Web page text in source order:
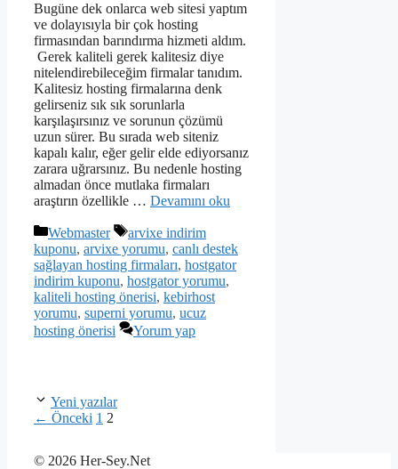
Bugüne dek onlarca web sitesi yaptım
ve dolayısıyla bir çok hosting
firmasından barındırma hizmeti aldım.
Gerek kaliteli gerek kalitesiz diye
nitelendirebileceğim firmalar tanıdım.
Kalitesiz hosting firmalarına denk
gelirseniz sık sık sorunlarla
karşılaşırsınız ve sorunun çözümü
uzun sürer. Bu sırada web siteniz
kapalı kalır, eğer gelir elde ediyorsanız
zarara uğrarsınız. Bu nedenle hosting
almadan önce mutlaka firmaları
araştırın özellikle … Devamını oku
Kategoriler
Webmaster Etiketler
arvixe indirim
kuponu, arvixe yorumu, canlı destek
sağlayan hosting firmaları, hostgator
indirim kuponu, hostgator yorumu,
kaliteli hosting önerisi, kebirhost
yorumu, superni yorumu, ucuz
hosting önerisi
Yorum yap
Yeni yazılar
← Önceki Sayfa
1 Sayfa
2
© 2026 Her-Sey.Net